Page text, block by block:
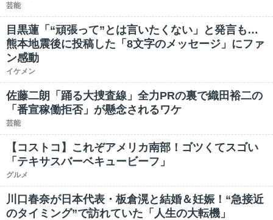
芸能
目黒蓮「“頑張って”とは言いたくない」と発言も…
熊本地震後に投稿した「8文字のメッセージ」にファ
ン感動
イケメン
佐藤二朗「踊る大捜査線」全力PRの裏で織田裕二の
「番宣稼働拒否」が懸念されるワケ
芸能
【コストコ】これぞアメリカ南部！ゴツくてスゴい
「テキサスバーベキュービーフ」
グルメ
川口春奈が日本代表・板倉滉と結婚＆妊娠！“急接近
のタイミング”で訪れていた「人生の大転機」